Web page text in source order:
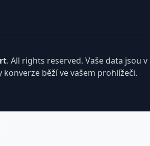
. All rights reserved. Vaše data jsou v
konverze běží ve vašem prohlížeči.